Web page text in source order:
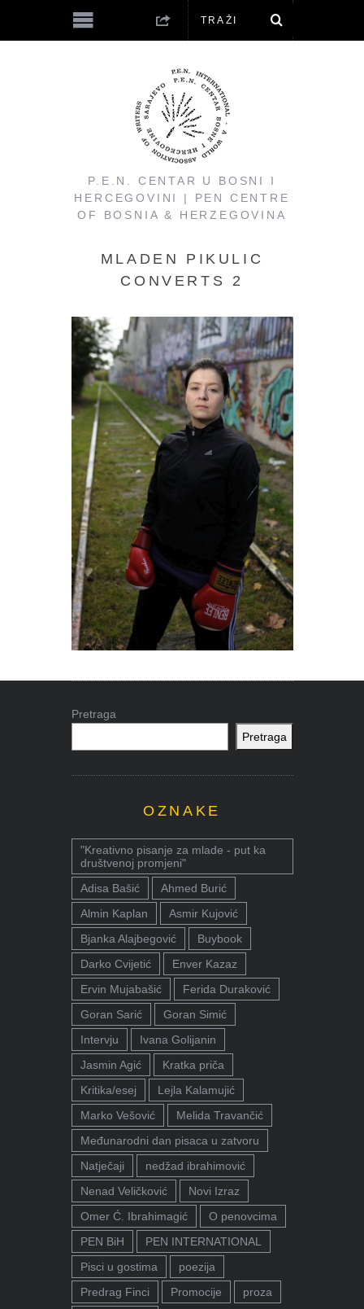
P.E.N. CENTAR U BOSNI I
HERCEGOVINI | PEN CENTRE
OF BOSNIA & HERZEGOVINA
MLADEN PIKULIC
CONVERTS 2
Pretraga
Pretraga
OZNAKE
"Kreativno pisanje za mlade - put ka
društvenoj promjeni"
Adisa Bašić
Ahmed Burić
Almin Kaplan
Asmir Kujović
Bjanka Alajbegović
Buybook
Darko Cvijetić
Enver Kazaz
Ervin Mujabašić
Ferida Duraković
Goran Sarić
Goran Simić
Intervju
Ivana Golijanin
Jasmin Agić
Kratka priča
Kritika/esej
Lejla Kalamujić
Marko Vešović
Melida Travančić
Međunarodni dan pisaca u zatvoru
Natječaji
nedžad ibrahimović
Nenad Veličković
Novi Izraz
Omer Ć. Ibrahimagić
O penovcima
PEN BiH
PEN INTERNATIONAL
Pisci u gostima
poezija
Predrag Finci
Promocije
proza